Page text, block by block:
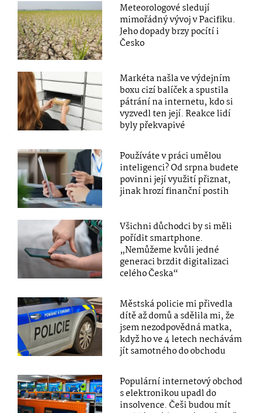
Meteorologové sledují
mimořádný vývoj v Pacifiku.
Jeho dopady brzy pocítí i
Česko
Markéta našla ve výdejním
boxu cizí balíček a spustila
pátrání na internetu, kdo si
vyzvedl ten její. Reakce lidí
byly překvapivé
Používáte v práci umělou
inteligenci? Od srpna budete
povinni její využití přiznat,
jinak hrozí finanční postih
Všichni důchodci by si měli
pořídit smartphone.
„Nemůžeme kvůli jedné
generaci brzdit digitalizaci
celého Česka“
Městská policie mi přivedla
dítě až domů a sdělila mi, že
jsem nezodpovědná matka,
když ho ve 4 letech nechávám
jít samotného do obchodu
Populární internetový obchod
s elektronikou upadl do
insolvence. Češi budou mít